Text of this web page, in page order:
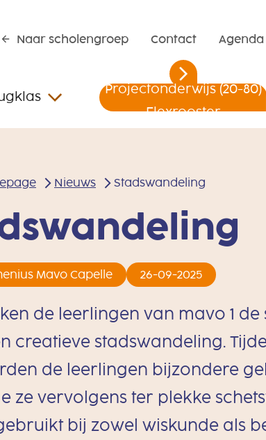
Naar scholengroep Contact Agenda
Projectonderwijs (20-80)
Flexrooster
Pre-havo
Flexrooster
Nieuws Stadswandeling
Mavo Capelle 26-09-2025
de leerlingen van mavo 1 de
creatieve stadswandeling.
de leerlingen bijzondere
ze vervolgens ter plekke
bij zowel wiskunde als